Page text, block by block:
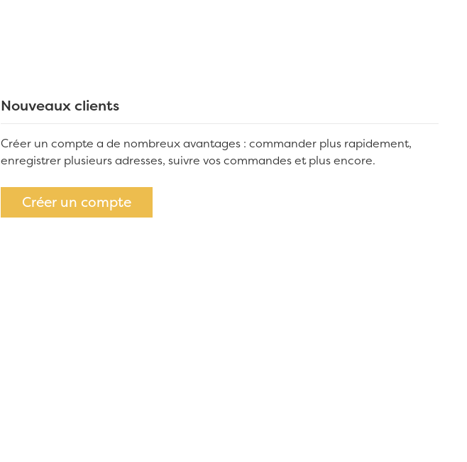
Nouveaux clients
Créer un compte a de nombreux avantages : commander plus rapidement,
enregistrer plusieurs adresses, suivre vos commandes et plus encore.
Créer un compte